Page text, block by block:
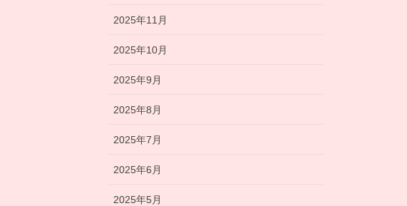
2025年11月
2025年10月
2025年9月
2025年8月
2025年7月
2025年6月
2025年5月